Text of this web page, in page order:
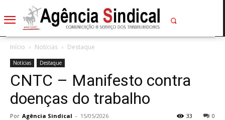
Início Notícias Destaque
Notícias Destaque
CNTC – Manifesto contra
doenças do trabalho
Por Agência Sindical - 15/05/2026 0
33